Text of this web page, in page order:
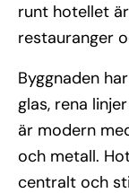
runt hotellet
restauranger
Byggnaden
glas, rena
är modern
och metall.
centralt och